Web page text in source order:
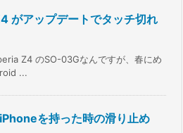
がアップデートでタッチ切れ
Z4 のSO-03Gなんですが、春にめ
...
を持った時の滑り止め